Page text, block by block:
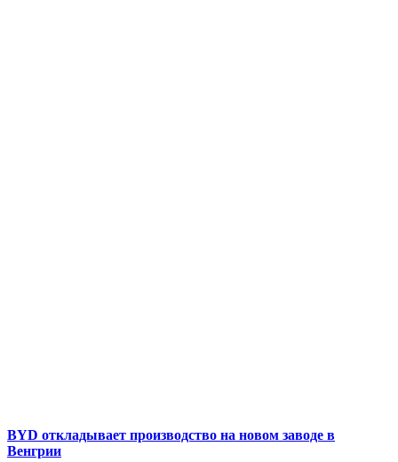
BYD откладывает производство на новом заводе в
Венгрии